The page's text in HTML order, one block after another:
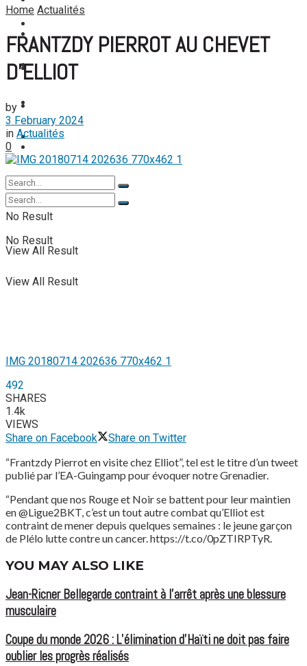
BASKETBALL
No Result
View All Result
FOOT EXPATRIÉS
BASKETBALL
TENNIS DE TABLE
No Result
View All Result
View All Result
Home Actualités
FRANTZDY PIERROT AU CHEVET
D’ELLIOT
by
3 February 2024
in Actualités
0
IMG 20180714 202636 770x462 1
492
SHARES
1.4k
VIEWS
Share on Facebook
Share on Twitter
“Frantzdy Pierrot en visite chez Elliot”, tel est le titre d’un tweet
publié par l’EA-Guingamp pour évoquer notre Grenadier.
“Pendant que nos Rouge et Noir se battent pour leur maintien
en @Ligue2BKT, c’est un tout autre combat qu’Elliot est
contraint de mener depuis quelques semaines : le jeune garçon
de Plélo lutte contre un cancer. https://t.co/0pZTIRPTyR.
YOU MAY ALSO LIKE
Jean-Ricner Bellegarde contraint à l’arrêt après une blessure
musculaire
Coupe du monde 2026 : L’élimination d’Haïti ne doit pas faire
oublier les progrès réalisés